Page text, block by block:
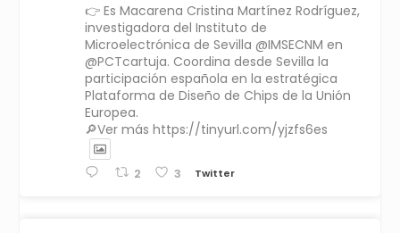
👉 Es Macarena Cristina Martínez Rodríguez,
investigadora del Instituto de
Microelectrónica de Sevilla @IMSECNM en
@PCTcartuja. Coordina desde Sevilla la
participación española en la estratégica
Plataforma de Diseño de Chips de la Unión
Europea.
🔎Ver más https://tinyurl.com/yjzfs6es
2 3 Twitter